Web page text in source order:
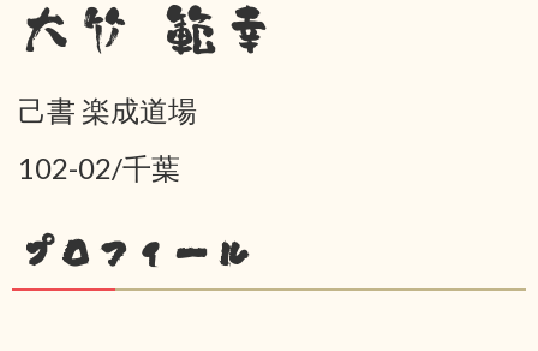
大竹 範幸
己書 楽成道場
102-02/千葉
プロフィール